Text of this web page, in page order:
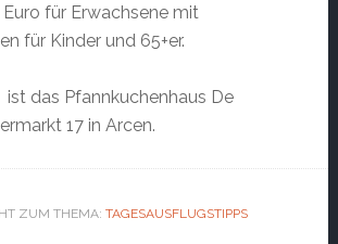
für Erwachsene mit
für Kinder und 65+er.
das Pfannkuchenhaus De
17 in Arcen.
ZUM THEMA: TAGESAUSFLUGSTIPPS